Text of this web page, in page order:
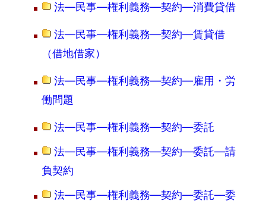
法―民事―権利義務―契約―消費貸借
法―民事―権利義務―契約―賃貸借
（借地借家）
法―民事―権利義務―契約―雇用・労
働問題
法―民事―権利義務―契約―委託
法―民事―権利義務―契約―委託―請
負契約
法―民事―権利義務―契約―委託―委